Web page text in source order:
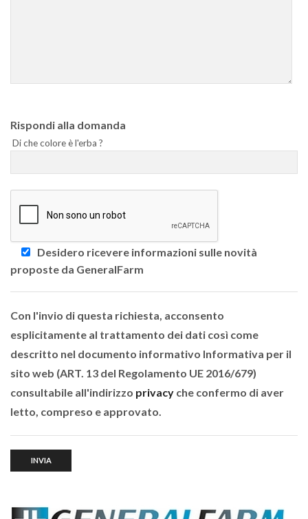
Rispondi alla domanda
Di che colore è l'erba ?
Desidero ricevere informazioni sulle novità
proposte da GeneralFarm
Con l'invio di questa richiesta, acconsento
esplicitamente al trattamento dei dati così come
descritto nel documento informativo Informativa per il
sito web (ART. 13 del Regolamento UE 2016/679)
consultabile all'indirizzo privacy che confermo di aver
letto, compreso e approvato.